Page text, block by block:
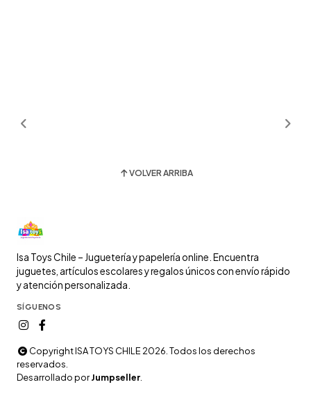
VOLVER ARRIBA
Isa Toys Chile – Juguetería y papelería online. Encuentra
juguetes, artículos escolares y regalos únicos con envío rápido
y atención personalizada.
SÍGUENOS
Copyright ISA TOYS CHILE 2026. Todos los derechos
reservados.
Desarrollado porJumpseller